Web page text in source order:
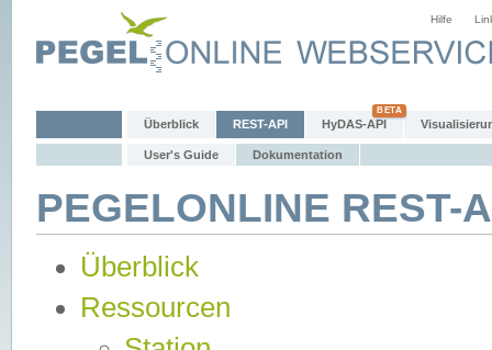
Hilfe
Überblick REST-API HyDAS-API
User's Guide Dokumentation
PEGELONLINE
Überblick
Ressourcen